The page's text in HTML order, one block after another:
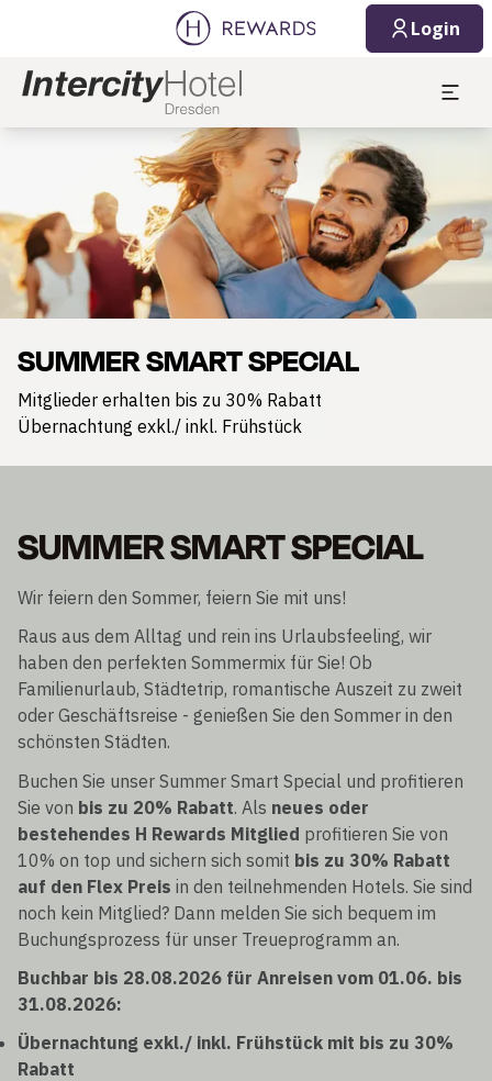
Login
SUMMER SMART SPECIAL
Mitglieder erhalten bis zu 30% Rabatt
Übernachtung exkl./ inkl. Frühstück
SUMMER SMART SPECIAL
Wir feiern den Sommer, feiern Sie mit uns!
Raus aus dem Alltag und rein ins Urlaubsfeeling, wir
haben den perfekten Sommermix für Sie! Ob
Familienurlaub, Städtetrip, romantische Auszeit zu zweit
oder Geschäftsreise - genießen Sie den Sommer in den
schönsten Städten.
Buchen Sie unser Summer Smart Special und profitieren
Sie von bis zu 20% Rabatt. Als neues oder
bestehendes H Rewards Mitglied profitieren Sie von
10% on top und sichern sich somit bis zu 30% Rabatt
auf den Flex Preis in den teilnehmenden Hotels. Sie sind
noch kein Mitglied? Dann melden Sie sich bequem im
Buchungsprozess für unser Treueprogramm an.
Buchbar bis 28.08.2026 für Anreisen vom 01.06. bis
31.08.2026:
Übernachtung exkl./ inkl. Frühstück mit bis zu 30%
Rabatt